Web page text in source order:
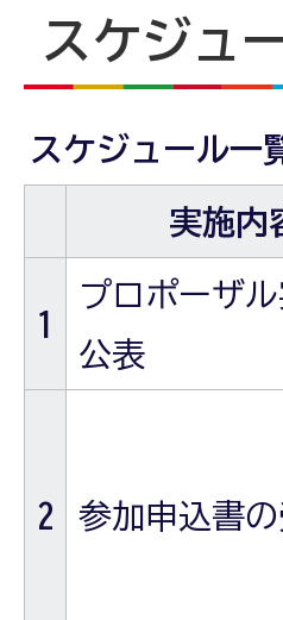
スケジュ
スケジュール一
実施内
1
プロポーザ
公表
2 参加申込書